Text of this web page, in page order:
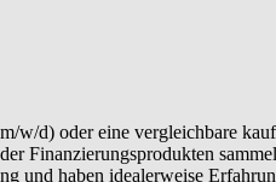
w/d) oder eine vergleichbare
Finanzierungsprodukten
und haben idealerweise